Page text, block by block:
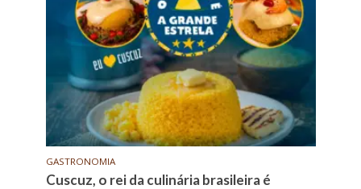
GASTRONOMIA
Cuscuz, o rei da culinária brasileira é